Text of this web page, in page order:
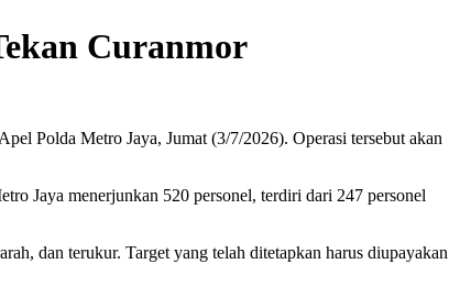
Curanmor
Polda Metro Jaya, Jumat (3/7/2026). Operasi tersebut akan
Jaya menerjunkan 520 personel, terdiri dari 247 personel
dan terukur. Target yang telah ditetapkan harus diupayakan